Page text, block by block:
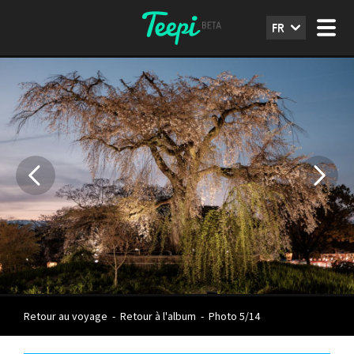
FR
Retour au voyage - Retour à l'album - Photo 5/14